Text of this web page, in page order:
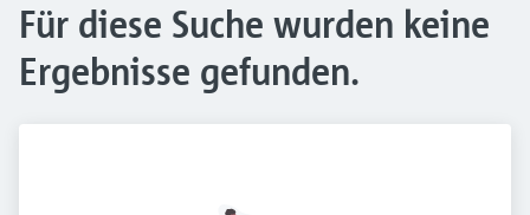
Für diese Suche wurden keine
Ergebnisse gefunden.